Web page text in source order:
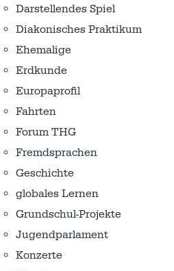
Darstellendes Spiel
Diakonisches Praktikum
Ehemalige
Erdkunde
Europaprofil
Fahrten
Forum THG
Fremdsprachen
Geschichte
globales Lernen
Grundschul-Projekte
Jugendparlament
Konzerte